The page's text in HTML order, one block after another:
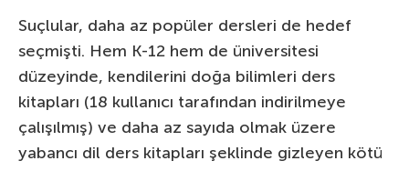
Suçlular, daha az popüler dersleri de hedef
seçmişti. Hem K-12 hem de üniversitesi
düzeyinde, kendilerini doğa bilimleri ders
kitapları (18 kullanıcı tarafından indirilmeye
çalışılmış) ve daha az sayıda olmak üzere
yabancı dil ders kitapları şeklinde gizleyen kötü